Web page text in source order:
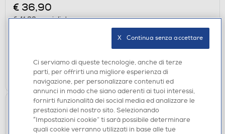
€ 36,90
€ 41,99consigliato
Ritiro in negozio in 30' gratuito:verifica
AGGIUNGI
Ci serviamo di queste tecnologie, anche di terze
parti, per offrirti una migliore esperienza di
navigazione, per personalizzare contenuti ed
annunci in modo che siano aderenti ai tuoi interessi,
fornirti funzionalità dei social media ed analizzare le
prestazioni del nostro sito. Selezionando
“Impostazioni cookie” ti sarà possibile determinare
quali cookie verranno utilizzati in base alle tue
X   Continua senza accettare